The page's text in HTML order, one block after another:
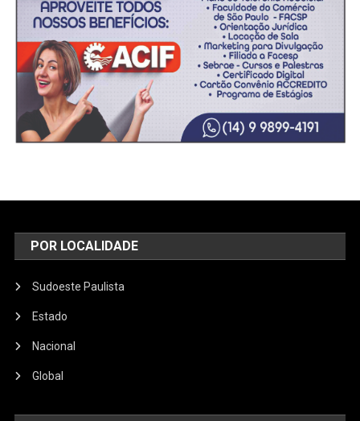
POR LOCALIDADE
Sudoeste Paulista
Estado
Nacional
Global